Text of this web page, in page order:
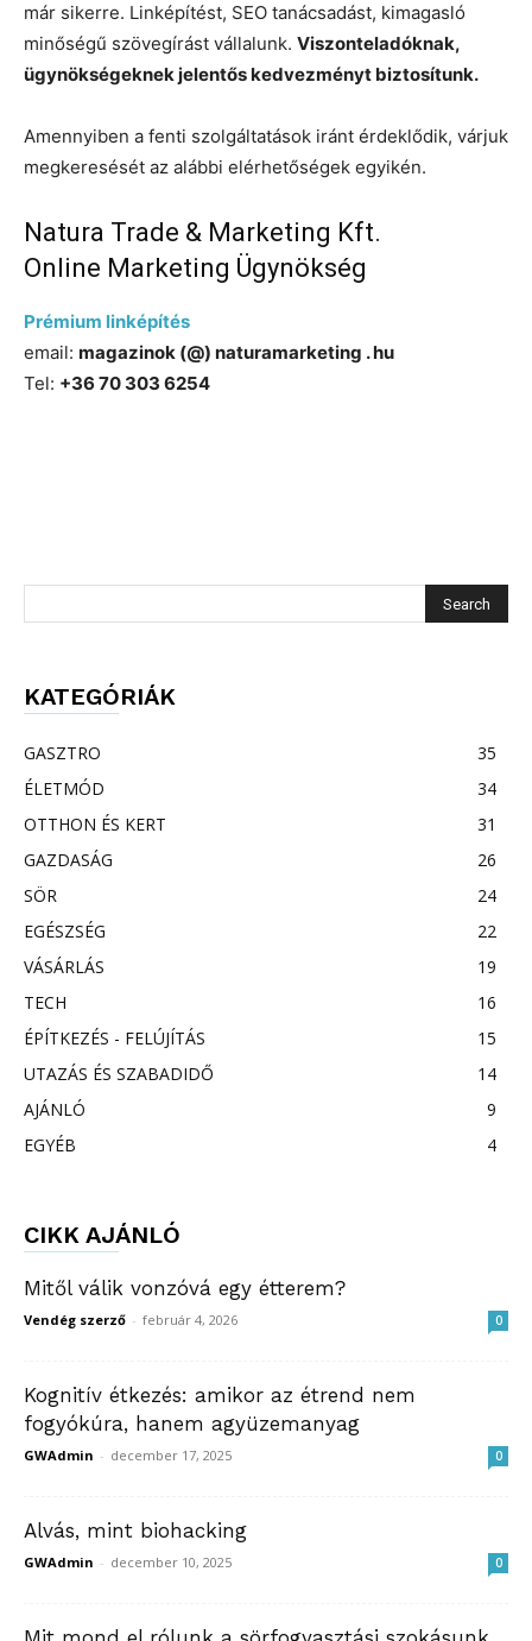
már sikerre. Linképítést, SEO tanácsadást, kimagasló
minőségű szövegírást vállalunk. Viszonteladóknak,
ügynökségeknek jelentős kedvezményt biztosítunk.
Amennyiben a fenti szolgáltatások iránt érdeklődik, várjuk
megkeresését az alábbi elérhetőségek egyikén.
Natura Trade & Marketing Kft.
Online Marketing Ügynökség
Prémium linképítés
email: magazinok (@) naturamarketing . hu
Tel: +36 70 303 6254
KATEGÓRIÁK
GASZTRO
35
ÉLETMÓD
34
OTTHON ÉS KERT
31
GAZDASÁG
26
SÖR
24
EGÉSZSÉG
22
VÁSÁRLÁS
19
TECH
16
ÉPÍTKEZÉS - FELÚJÍTÁS
15
UTAZÁS ÉS SZABADIDŐ
14
AJÁNLÓ
9
EGYÉB
4
CIKK AJÁNLÓ
Mitől válik vonzóvá egy étterem?
Vendég szerző - február 4, 2026 0
Kognitív étkezés: amikor az étrend nem
fogyókúra, hanem agyüzemanyag
GWAdmin - december 17, 2025 0
Alvás, mint biohacking
GWAdmin - december 10, 2025 0